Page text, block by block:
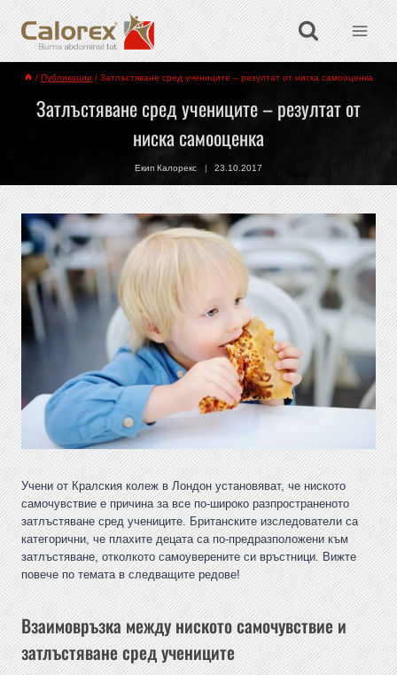
/ Публикации / Затлъстяване сред учениците – резултат от ниска самооценка
Затлъстяване сред учениците – резултат от
ниска самооценка
Екип Калорекс 23.10.2017
Учени от Кралския колеж в Лондон установяват, че ниското
самочувствие е причина за все по-широко разпространеното
затлъстяване сред учениците. Британските изследователи са
категорични, че плахите децата са по-предразположени към
затлъстяване, отколкото самоуверените си връстници. Вижте
повече по темата в следващите редове!
Взаимовръзка между ниското самочувствие и
затлъстяване сред учениците